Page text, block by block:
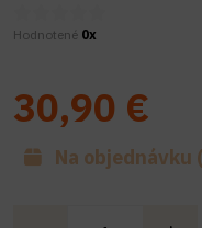
Hodnotené 0x
Na objednávku
30,90 €